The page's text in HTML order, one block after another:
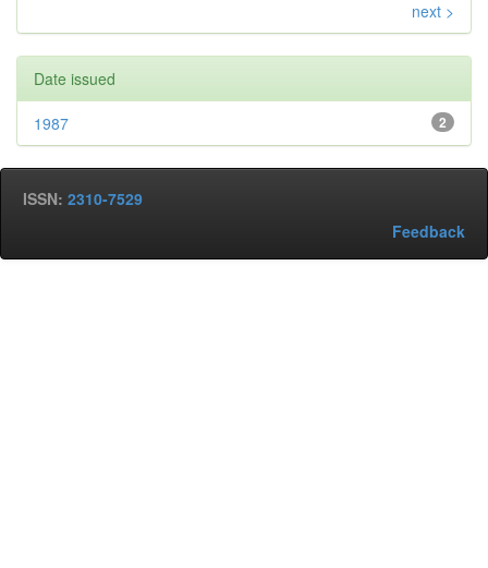
next >
Date issued
2
1987
ISSN: 2310-7529
Feedback